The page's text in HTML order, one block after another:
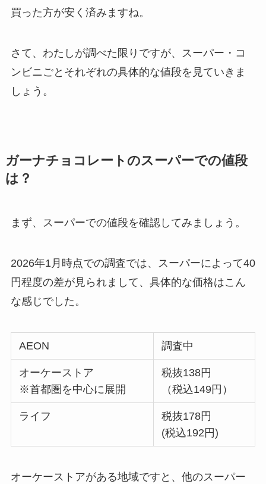
買った方が安く済みますね。
さて、わたしが調べた限りですが、スーパー・コ
ンビニごとそれぞれの具体的な値段を見ていきま
しょう。
ガーナチョコレートのスーパーでの値段
は？
まず、スーパーでの値段を確認してみましょう。
2026年1月時点での調査では、スーパーによって40
円程度の差が見られまして、具体的な価格はこん
な感じでした。
AEON 調査中
オーケーストア
※首都圏を中心に展開
税抜138円
（税込149円）
ライフ
税抜178円
(税込192円)
オーケーストアがある地域ですと、他のスーパー